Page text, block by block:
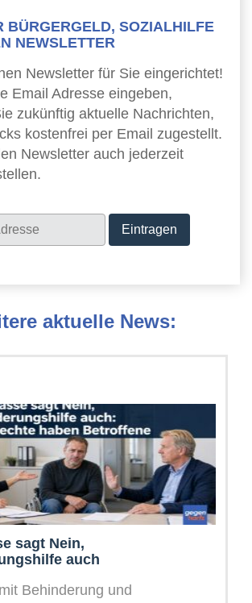
BÜRGERGELD, SOZIALHILFE
NEWSLETTER
Newsletter für Sie eingerichtet!
Email Adresse eingeben,
zukünftig aktuelle Nachrichten,
kostenfrei per Email zugestellt.
Newsletter auch jederzeit
aktuelle News:
sagt Nein,
auch
Behinderung und